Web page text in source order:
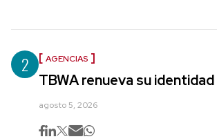
2 AGENCIAS
TBWA renueva su
agosto 5, 2026